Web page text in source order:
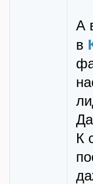
А
в
К